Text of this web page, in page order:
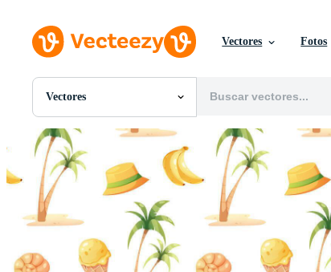
Vectores Fotos
Vectores
Todas Imágenes
Fotos
PNGs
PSDs
SVGs
Vectores
Gráficos en Movimiento
Imágenes Editoriales